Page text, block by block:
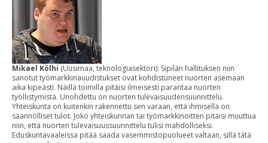
Mikael Kölhi (Uusimaa, teknologiasektori): Sipilän hallituksen niin
sanotut työmarkkinauudistukset ovat kohdistuneet nuorten asemaan
aika kipeästi. Näillä toimilla pitäisi ilmeisesti parantaa nuorten
työllistymistä. Unohdettu on nuorten tulevaisuudensuunnittelu.
Yhteiskunta on kuitenkin rakennettu sen varaan, että ihmisellä on
säännölliset tulot. Joko yhteiskunnan tai työmarkkinoitten pitäisi muuttua
niin, että nuorten tulevaisuussuunnittelu tulisi mahdolliseksi.
Eduskuntavaaleissa pitää saada vasemmistopuolueet valtaan, sillä tätä